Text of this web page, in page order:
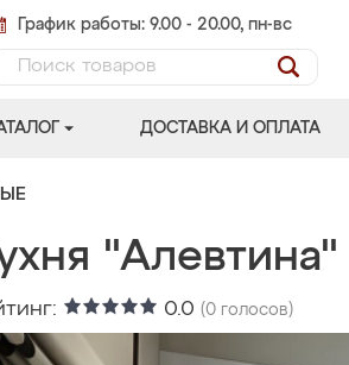
График работы: 9.00 - 20.00, пн-вс
ДОСТАВКА И ОПЛАТА
"Алевтина"
0.0 (0 голосов)